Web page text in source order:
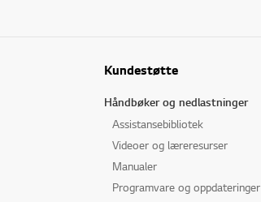
Kundestøtte
Håndbøker og nedlastninger
Assistansebibliotek
Videoer og læreresurser
Manualer
Programvare og oppdateringer